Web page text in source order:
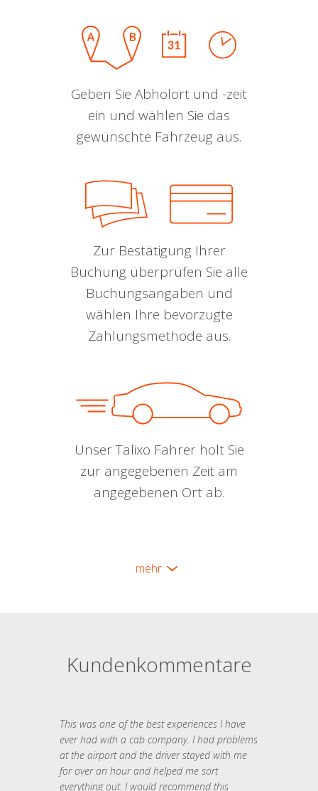
Geben Sie Abholort und -zeit
ein und wählen Sie das
gewünschte Fahrzeug aus.
Zur Bestätigung Ihrer
Buchung überprüfen Sie alle
Buchungsangaben und
wählen Ihre bevorzugte
Zahlungsmethode aus.
Unser Talixo Fahrer holt Sie
zur angegebenen Zeit am
angegebenen Ort ab.
mehr
Kundenkommentare
This was one of the best experiences I have
ever had with a cab company. I had problems
at the airport and the driver stayed with me
for over an hour and helped me sort
everything out. I would recommend this